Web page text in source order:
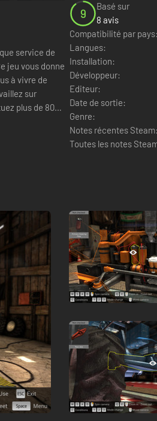
service de
jeu vous donne
à vivre de
plus de 80
9
Basé sur
8 avis
Compatibilité par pays:
Langues:
Installation:
Développeur:
Editeur:
Date de sortie:
Genre:
Notes récentes Steam:
Toutes les notes